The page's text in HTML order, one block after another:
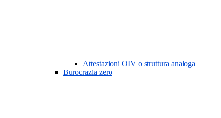
Attestazioni OIV o struttura analoga
Burocrazia zero